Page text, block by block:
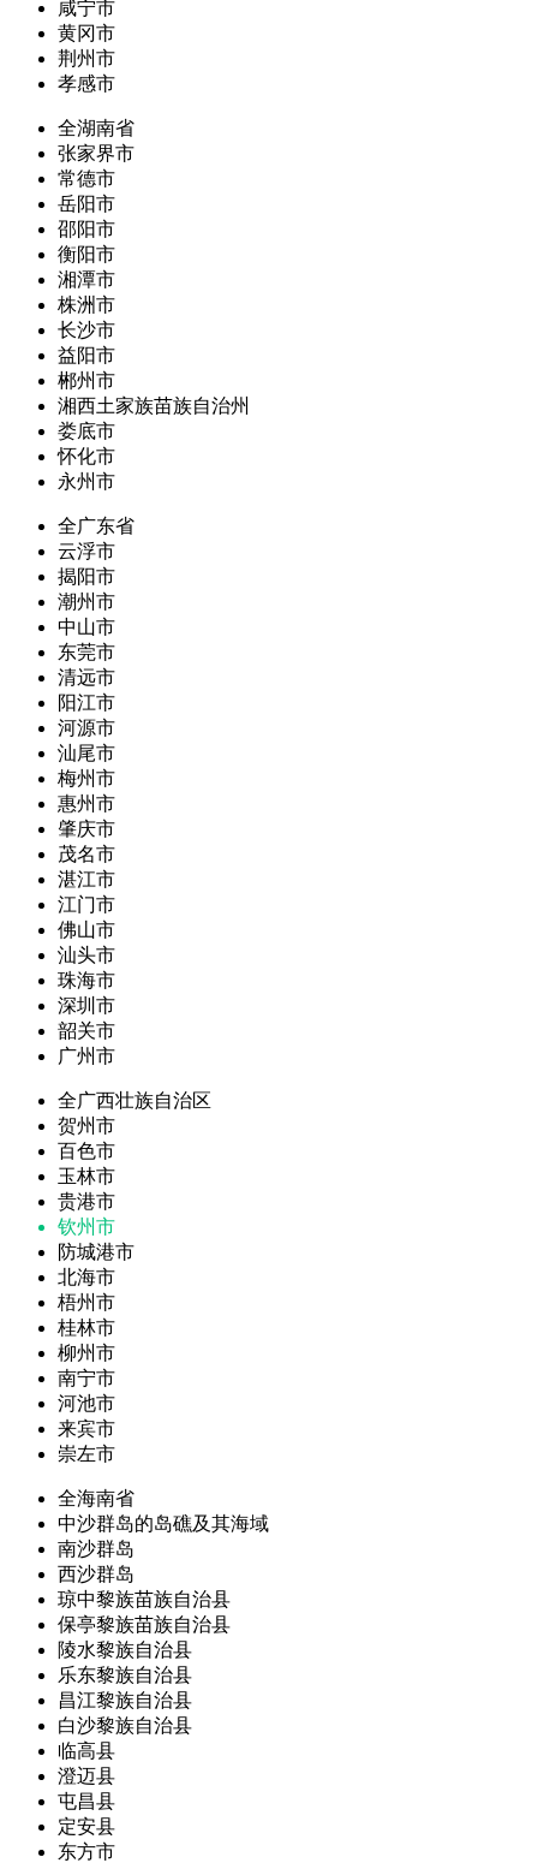
咸宁市
黄冈市
荆州市
孝感市
全湖南省
张家界市
常德市
岳阳市
邵阳市
衡阳市
湘潭市
株洲市
长沙市
益阳市
郴州市
湘西土家族苗族自治州
娄底市
怀化市
永州市
全广东省
云浮市
揭阳市
潮州市
中山市
东莞市
清远市
阳江市
河源市
汕尾市
梅州市
惠州市
肇庆市
茂名市
湛江市
江门市
佛山市
汕头市
珠海市
深圳市
韶关市
广州市
全广西壮族自治区
贺州市
百色市
玉林市
贵港市
钦州市
防城港市
北海市
梧州市
桂林市
柳州市
南宁市
河池市
来宾市
崇左市
全海南省
中沙群岛的岛礁及其海域
南沙群岛
西沙群岛
琼中黎族苗族自治县
保亭黎族苗族自治县
陵水黎族自治县
乐东黎族自治县
昌江黎族自治县
白沙黎族自治县
临高县
澄迈县
屯昌县
定安县
东方市